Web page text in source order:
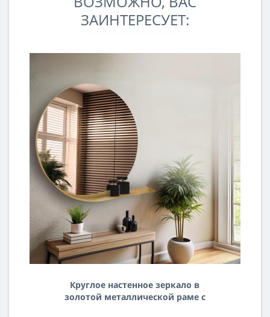
ЗАИНТЕРЕСУЕТ:
Круглое настенное зеркало в
золотой металлической раме с